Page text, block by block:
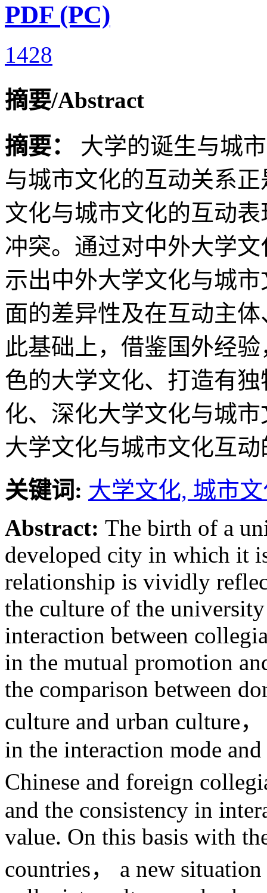
PDF (PC)
1428
摘要/Abstract
摘要： 大学的诞生与城
与城市文化的互动关系
文化与城市文化的互动
冲突。通过对中外大学
示出中外大学文化与城
面的差异性及在互动主
此基础上，借鉴国外经
色的大学文化、打造有
化、深化大学文化与城
大学文化与城市文化互
关键词: 大学文化, 城市
Abstract: The birth of a
developed city in which it
relationship is vividly
the culture of the
interaction between
in the mutual promotion
the comparison between
culture and urban culture
in the interaction mode
Chinese and foreign
and the consistency in
value. On this basis with
countries， a new